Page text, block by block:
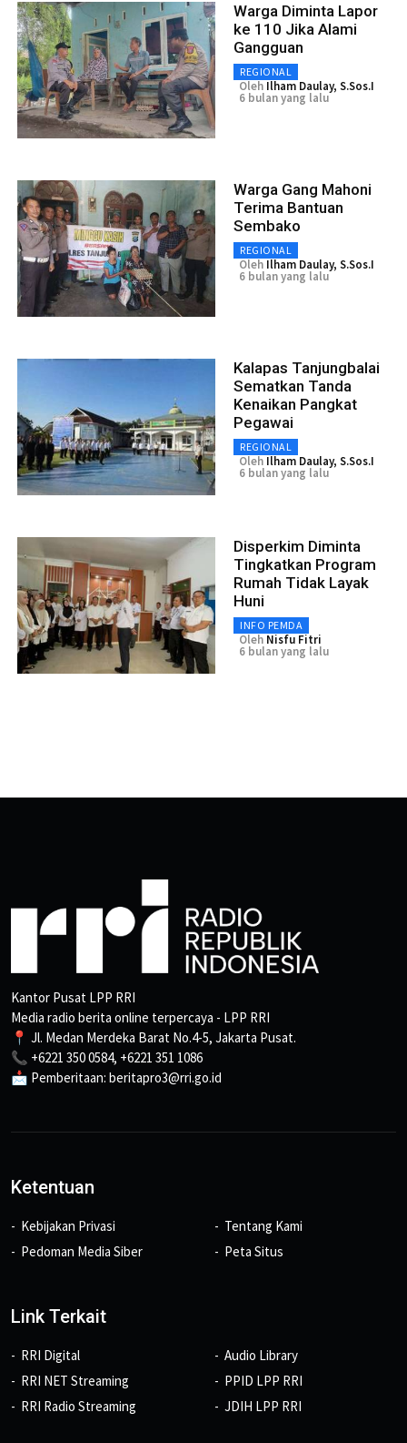
Warga Diminta Lapor
ke 110 Jika Alami
Gangguan
REGIONAL
Oleh Ilham Daulay, S.Sos.I
6 bulan yang lalu
Warga Gang Mahoni
Terima Bantuan
Sembako
REGIONAL
Oleh Ilham Daulay, S.Sos.I
6 bulan yang lalu
Kalapas Tanjungbalai
Sematkan Tanda
Kenaikan Pangkat
Pegawai
REGIONAL
Oleh Ilham Daulay, S.Sos.I
6 bulan yang lalu
Disperkim Diminta
Tingkatkan Program
Rumah Tidak Layak
Huni
INFO PEMDA
Oleh Nisfu Fitri
6 bulan yang lalu
Kantor Pusat LPP RRI
Media radio berita online terpercaya - LPP RRI
📍 Jl. Medan Merdeka Barat No.4-5, Jakarta Pusat.
📞 +6221 350 0584, +6221 351 1086
📩 Pemberitaan: beritapro3@rri.go.id
Ketentuan
Kebijakan Privasi
Pedoman Media Siber
Tentang Kami
Peta Situs
Link Terkait
RRI Digital
RRI NET Streaming
RRI Radio Streaming
Audio Library
PPID LPP RRI
JDIH LPP RRI